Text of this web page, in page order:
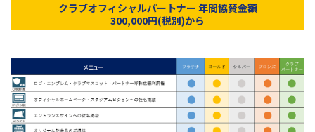
クラブオフィシャルパートナー 年間協賛金額
300,000円(税別)から